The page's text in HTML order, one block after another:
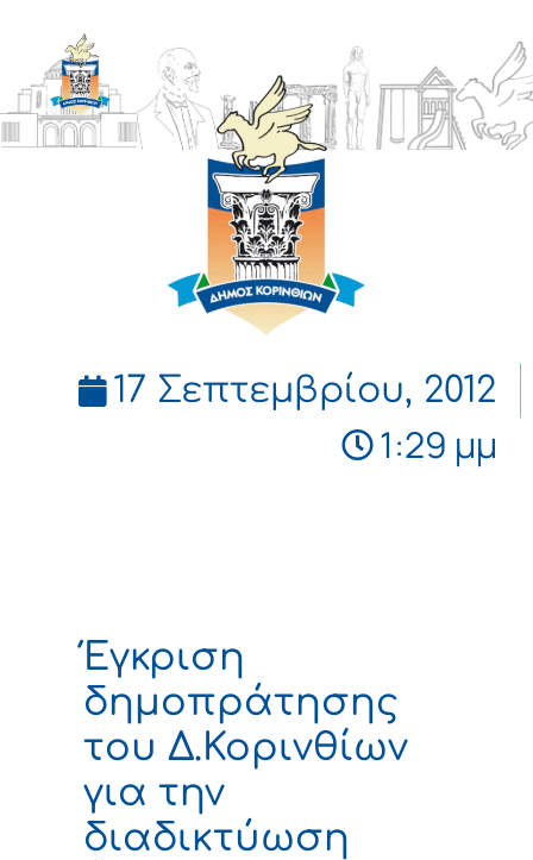
ΔΗΜΟΣ
ΚΟΡΙΝΘΙΩΝ
17 Σεπτεμβρίου, 2012
1:29 μμ
Έγκριση
δημοπράτησης
του Δ.Κορινθίων
για την
διαδικτύωση